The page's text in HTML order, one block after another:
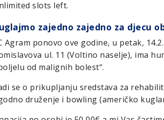
slots left.
zajedno zajedno za djecu
Agram ponovo ove godine, u petak,
ul. 11 (Voltino naselje), ima
od malignih bolest“.
se o prikupljanju sredstava za
druženje i bowling (američko